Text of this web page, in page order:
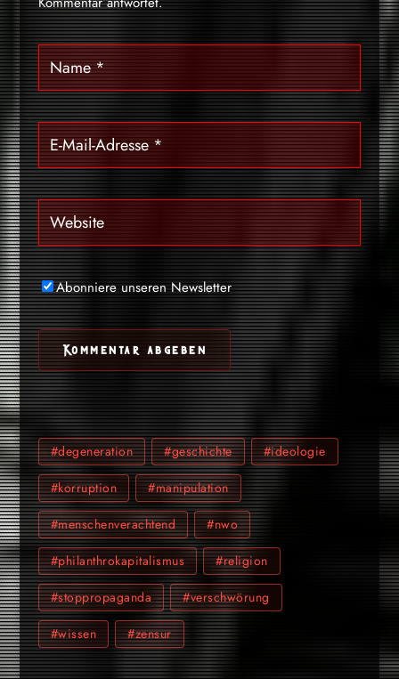
Abonniere unseren Newsletter
#degeneration #geschichte #ideologie
#korruption #manipulation
#menschenverachtend #nwo
#philanthrokapitalismus #religion
#stoppropaganda #verschwörung
#wissen #zensur